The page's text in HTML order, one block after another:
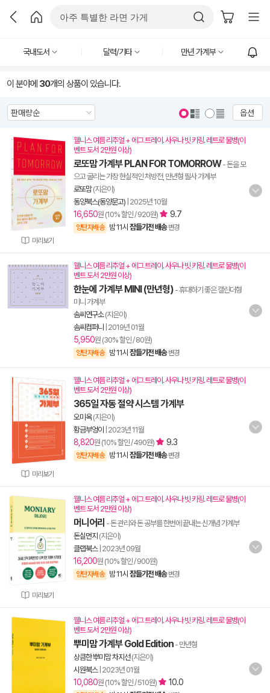
국내도서 달력/기타 만년 가계부
이 분야에 30개의 상품이 있습니다.
옵션
미리보기
웰니스 여름 리추얼 + 에그 트레이. 사우나 빗 키링. 레트로 물병(이
벤트 도서 2만원 이상)
로또맘 가계부 PLAN FOR TOMORROW - 돈을 모
으고 굴리는 가장 현실적인 처방전, 만년형 필사 가계부
로또맘(지은이)
동양북스(동양문고) 2025년 10월
16,650원 (10% 할인 / 920원) 9.7
양탄자배송 밤 11시 잠들기전 배송 변경
웰니스 여름 리추얼 + 에그 트레이. 사우나 빗 키링. 레트로 물병(이
벤트 도서 2만원 이상)
한눈에 가계부 MINI (만년형) - 휴대하기 좋은 캘린더형
미니 가계부
솜씨연구소(지은이)
솜씨컴퍼니
2019년 01월
5,950원 (30% 할인 / 80원)
양탄자배송 밤 11시 잠들기전 배송 변경
미리보기
웰니스 여름 리추얼 + 에그 트레이. 사우나 빗 키링. 레트로 물병(이
벤트 도서 2만원 이상)
365일 자동 절약 시스템 가계부
오미옥(지은이)
황금부엉이
2023년 11월
8,820원 (10% 할인 / 490원) 9.3
양탄자배송 밤 11시 잠들기전 배송 변경
미리보기
웰니스 여름 리추얼 + 에그 트레이. 사우나 빗 키링. 레트로 물병(이
벤트 도서 2만원 이상)
머니어리 - 돈 관리와 돈 공부를 한번에 끝내는 신개념 가계부
돈실먼지 (지은이)
클랩북스| 2023년 09월
16,200원 (10% 할인 / 900원)
양탄자배송 밤 11시 잠들기전 배송 변경
웰니스 여름 리추얼 + 에그 트레이. 사우나 빗 키링. 레트로 물병(이
벤트 도서 2만원 이상)
뿌미맘 가계부 Gold Edition - 만년형
상큼한 뿌미맘 차지선(지은이)
시원북스| 2023년 01월
10,080원 (10% 할인 / 510원) 10.0